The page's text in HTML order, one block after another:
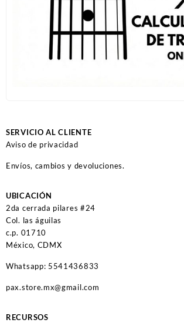
SERVICIO AL CLIENTE
Aviso de privacidad
Envíos, cambios y devoluciones.
UBICACIÓN
2da cerrada pilares #24
Col. las águilas
c.p. 01710
México, CDMX
Whatsapp: 5541436833
pax.store.mx@gmail.com
RECURSOS